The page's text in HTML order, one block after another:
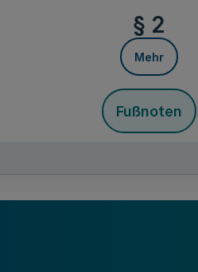
§ 2
Mehr
Fußnoten
Tage nach der